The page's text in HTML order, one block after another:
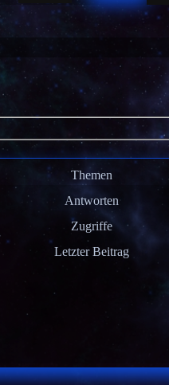
Themen
Antworten
Zugriffe
Letzter Beitrag